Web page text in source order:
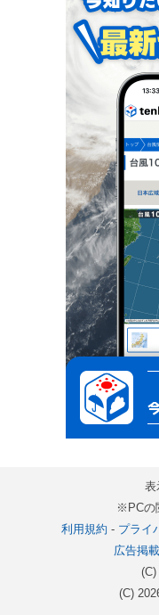
表
※PCの
利用規約 - プライ
広告掲載
(C)
(C)